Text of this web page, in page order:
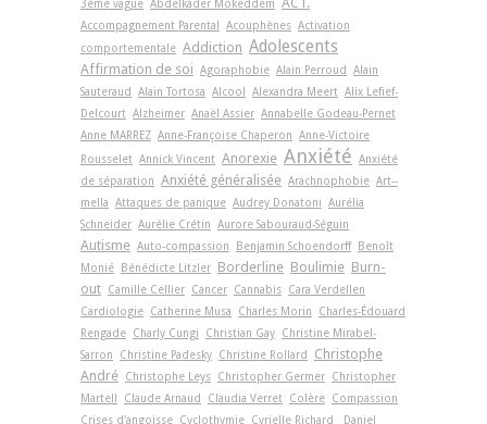
3ème vague Abdelkader Mokeddem
Accompagnement Parental Acouphènes Activation
comportementale Addiction Adolescents
Affirmation de soi Agoraphobie Alain Perroud
Alain
Sauteraud
Alain Tortosa Alcool Alexandra Meert Alix Lefief-
Delcourt Alzheimer Anaël Assier Annabelle Godeau-Pernet
Anne MARREZ Anne-Françoise Chaperon Anne-Victoire
Rousselet Annick Vincent Anorexie Anxiété Anxiété
de séparation Anxiété généralisée Arachnophobie Art-­
mella Attaques de panique Audrey Donatoni Aurélia
Schneider Aurélie Crétin Aurore Sabouraud-Séguin
Autisme Auto-compassion Benjamin Schoendorff
Benoît
Monié
Bénédicte Litzler Borderline Boulimie Burn-
out Camille Cellier Cancer Cannabis Cara Verdellen
Cardiologie Catherine Musa Charles Morin
Charles-Édouard
Rengade Charly Cungi Christian Gay Christine Mirabel-
Sarron
Christine Padesky Christine Rollard
Christophe
André Christophe Leys Christopher Germer Christopher
Martell
Claude Arnaud Claudia Verret Colère Compassion
Crises d'angoisse Cyclothymie Cyrielle Richard
Daniel